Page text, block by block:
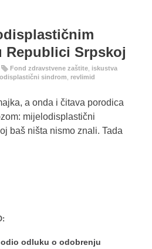
Republici Srpskoj
Fond zdravstvene zaštite iskustva
sindrom revlimid
a onda i čitava porodica
mijelodisplastični
baš ništa nismo znali. Tada
odluku o odobrenju